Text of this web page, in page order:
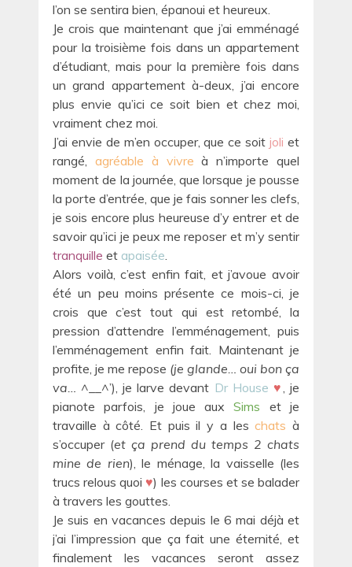
l’on se sentira bien, épanoui et heureux.
Je crois que maintenant que j’ai emménagé
pour la troisième fois dans un appartement
d’étudiant, mais pour la première fois dans
un grand appartement à-deux, j’ai encore
plus envie qu’ici ce soit bien et chez moi,
vraiment chez moi.
J’ai envie de m’en occuper, que ce soitjoli et
rangé, agréable à vivre à n’importe quel
moment de la journée, que lorsque je pousse
la porte d’entrée, que je fais sonner les clefs,
je sois encore plus heureuse d’y entrer et de
savoir qu’ici je peux me reposer et m’y sentir
tranquille et apaisée.
Alors voilà, c’est enfin fait, et j’avoue avoir
été un peu moins présente ce mois-ci, je
crois que c’est tout qui est retombé, la
pression d’attendre l’emménagement, puis
l’emménagement enfin fait. Maintenant je
profite, je me repose (je glande… oui bon ça
va… ^__^’), je larve devant Dr House ♥, je
pianote parfois, je joue auxSims et je
travaille à côté. Et puis il y a leschatsà
s’occuper (et ça prend du temps 2 chats
mine de rien), le ménage, la vaisselle (les
trucs relous quoi ♥) les courses et se balader
à travers les gouttes.
Je suis en vacances depuis le 6 mai déjà et
j’ai l’impression que ça fait une éternité, et
finalement les vacances seront assez